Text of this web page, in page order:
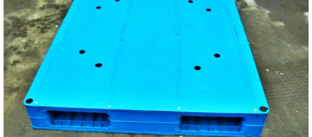
PRIVACY
POLICY